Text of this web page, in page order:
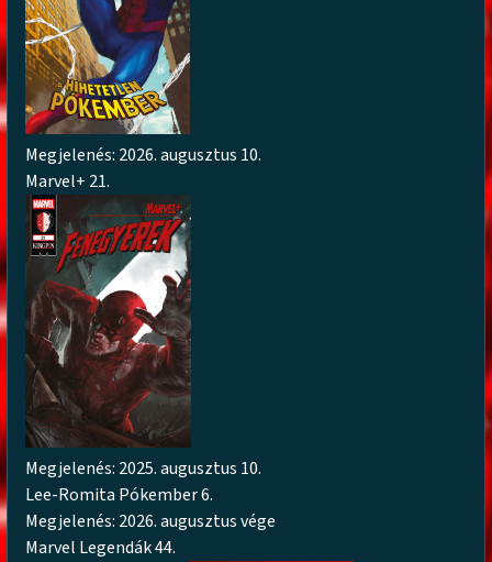
Megjelenés: 2026. augusztus 10.
Marvel+ 21.
Megjelenés: 2025. augusztus 10.
Lee-Romita Pókember 6.
Megjelenés: 2026. augusztus vége
Marvel Legendák 44.